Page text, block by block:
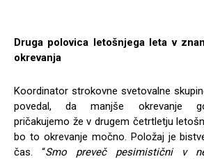
Druga polovica letošnjega leta v
okrevanja
Koordinator strokovne svetovalne
povedal, da manjše okrevanje
pričakujemo že v drugem četrtletju
bo to okrevanje močno. Položaj je
čas. “Smo preveč pesimistični v